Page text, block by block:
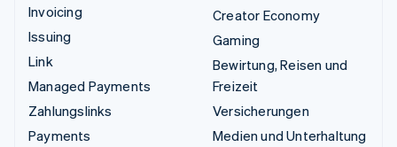
Invoicing
Issuing
Link
Managed Payments
Zahlungslinks
Payments
Creator Economy
Gaming
Bewirtung, Reisen und
Freizeit
Versicherungen
Medien und Unterhaltung